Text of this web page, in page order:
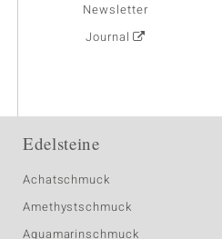
Newsletter
Journal
Edelsteine
Achatschmuck
Amethystschmuck
Aquamarinschmuck